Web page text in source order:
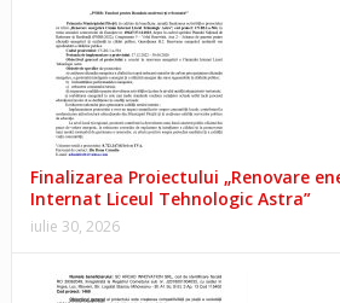
Finalizarea Proiectului „Renovare
Internat Liceul Tehnologic Astra”
iulie 30, 2026